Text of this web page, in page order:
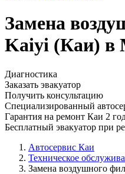
Замена
Kaiyi (Каи) в
Диагностика
Заказать эвакуатор
Получить консультацию
Специализированный
Гарантия на ремонт Каи 2
Бесплатный эвакуатор при
Автосервис Каи
Техническое
Замена воздушного